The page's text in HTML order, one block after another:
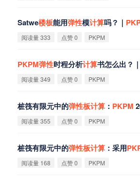
Satwe楼板能用弹性模计算吗？｜
阅读量 333 点赞 0 PKPM
PKPM弹性时程分析计算书怎么出？｜
阅读量 349 点赞 0 PKPM
桩筏有限元中的弹性板计算 ： PKPM
阅读量 355 点赞 0 PKPM
桩筏有限元中的弹性板计算 ：采用
阅读量 168 点赞 0 PKPM